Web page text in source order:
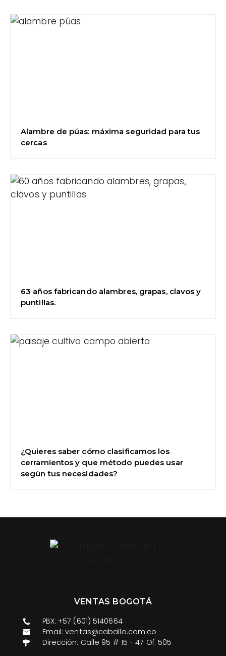
Alambre de púas: máxima seguridad para tus
cercas
63 años fabricando alambres, grapas, clavos y
puntillas.
¿Quieres saber cómo clasificamos los
cerramientos y que método puedes usar
según tus necesidades?
VENTAS BOGOTÁ
PBX: +57 (601) 5140664
Email: ventas@caballo.com.co​
Dirección: Calle 95 # 15 - 47 Of. 505